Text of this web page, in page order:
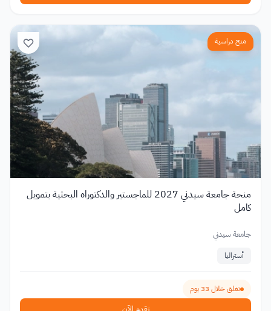
منح دراسية
منحة جامعة سيدني 2027 للماجستير والدكتوراه البحثية بتمويل
كامل
جامعة سيدني
أستراليا
تغلق خلال 33 يوم